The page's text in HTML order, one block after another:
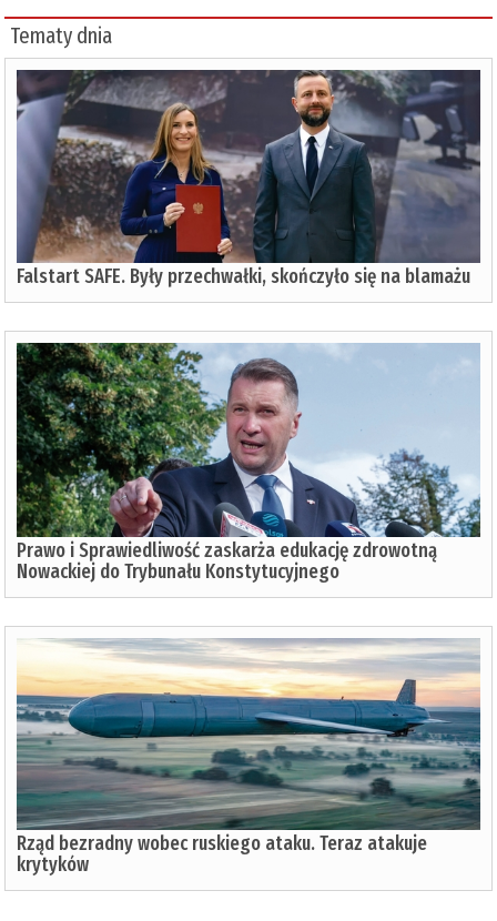
Tematy dnia
Falstart SAFE. Były przechwałki, skończyło się na blamażu
Prawo i Sprawiedliwość zaskarża edukację zdrowotną
Nowackiej do Trybunału Konstytucyjnego
Rząd bezradny wobec ruskiego ataku. Teraz atakuje
krytyków